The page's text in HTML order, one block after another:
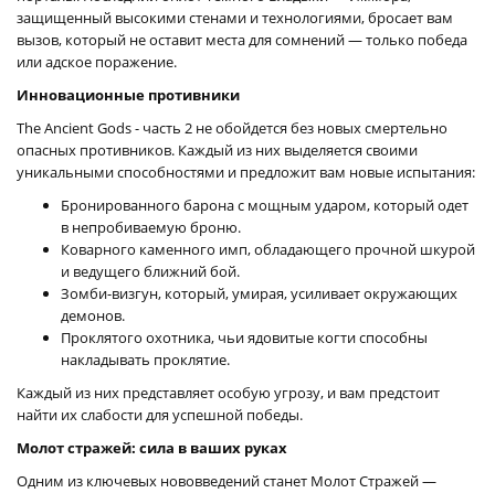
защищенный высокими стенами и технологиями, бросает вам
вызов, который не оставит места для сомнений — только победа
или адское поражение.
Инновационные противники
The Ancient Gods - часть 2 не обойдется без новых смертельно
опасных противников. Каждый из них выделяется своими
уникальными способностями и предложит вам новые испытания:
Бронированного барона с мощным ударом, который одет
в непробиваемую броню.
Коварного каменного имп, обладающего прочной шкурой
и ведущего ближний бой.
Зомби-визгун, который, умирая, усиливает окружающих
демонов.
Проклятого охотника, чьи ядовитые когти способны
накладывать проклятие.
Каждый из них представляет особую угрозу, и вам предстоит
найти их слабости для успешной победы.
Молот стражей: сила в ваших руках
Одним из ключевых нововведений станет Молот Стражей —